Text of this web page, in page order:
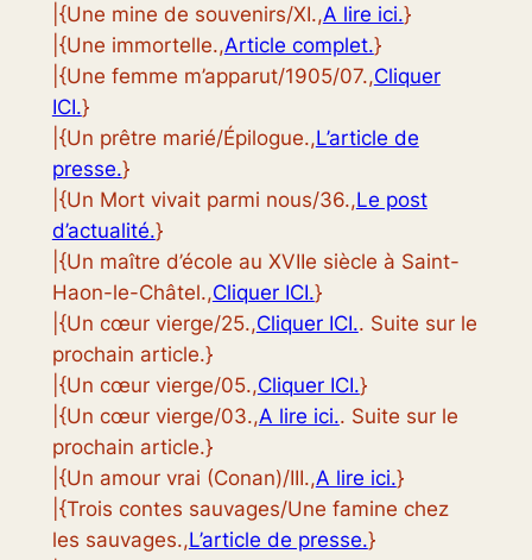
|{Une mine de souvenirs/XI.,A lire ici.}
|{Une immortelle.,Article complet.}
|{Une femme m’apparut/1905/07.,Cliquer
ICI.}
|{Un prêtre marié/Épilogue.,L’article de
presse.}
|{Un Mort vivait parmi nous/36.,Le post
d’actualité.}
|{Un maître d’école au XVIIe siècle à Saint-
Haon-le-Châtel.,Cliquer ICI.}
|{Un cœur vierge/25.,Cliquer ICI.. Suite sur le
prochain article.}
|{Un cœur vierge/05.,Cliquer ICI.}
|{Un cœur vierge/03.,A lire ici.. Suite sur le
prochain article.}
|{Un amour vrai (Conan)/III.,A lire ici.}
|{Trois contes sauvages/Une famine chez
les sauvages.,L’article de presse.}